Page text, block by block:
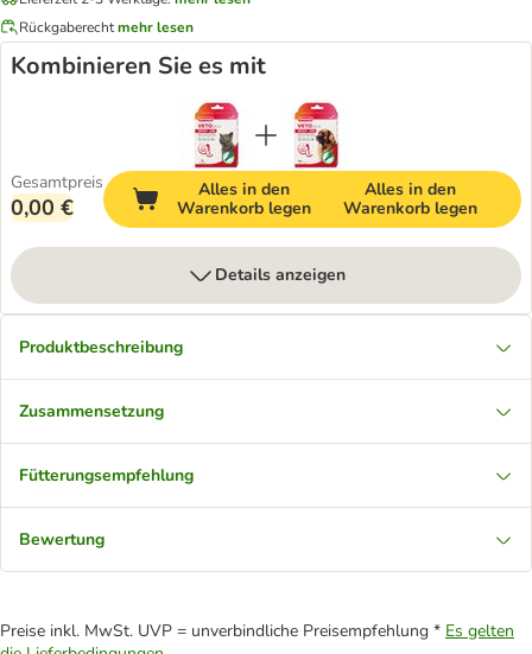
Rückgaberechtmehr lesen
Kombinieren Sie es mit
Gesamtpreis
0,00 €
Alles in den
Warenkorb legen
Alles in den
Warenkorb legen
Details anzeigen
Produktbeschreibung
Zusammensetzung
Fütterungsempfehlung
Bewertung
Preise inkl. MwSt. UVP = unverbindliche Preisempfehlung * Es gelten